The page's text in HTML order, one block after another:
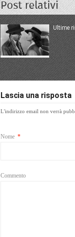
Post relativi
Ultime
Lascia una risposta
L'indirizzo email non verrà
Nome *
Commento